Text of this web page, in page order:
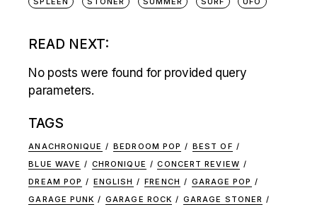
READ NEXT:
No posts were found for provided query
parameters.
TAGS
ANACHRONIQUE BEDROOM POP
BEST OF
BLUE WAVE
CHRONIQUE
CONCERT REVIEW
DREAM POP
ENGLISH FRENCH
GARAGE POP
GARAGE PUNK
GARAGE ROCK
GARAGE STONER